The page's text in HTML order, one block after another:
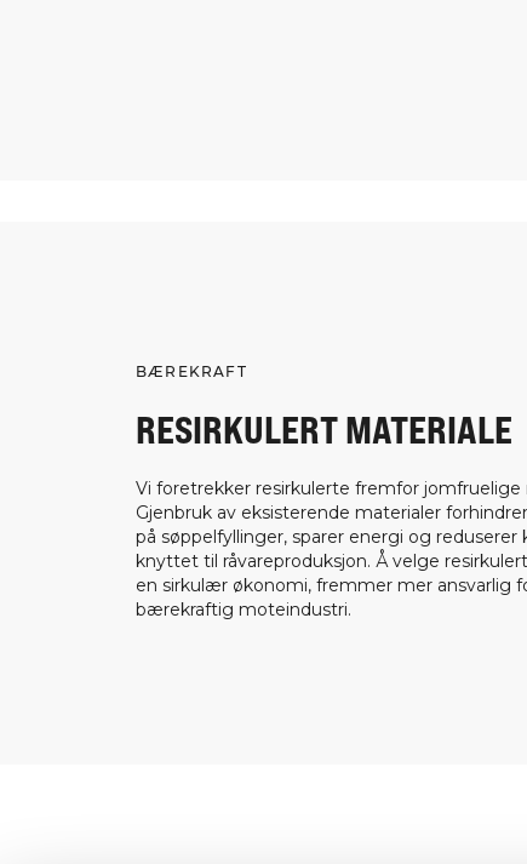
BÆREKRAFT
RESIRKULERT MATERIALE
Vi foretrekker resirkulerte fremfor jomfruelige
Gjenbruk av eksisterende materialer
på søppelfyllinger, sparer energi og reduserer
knyttet til råvareproduksjon. Å velge
en sirkulær økonomi, fremmer mer ansvarlig
bærekraftig moteindustri.